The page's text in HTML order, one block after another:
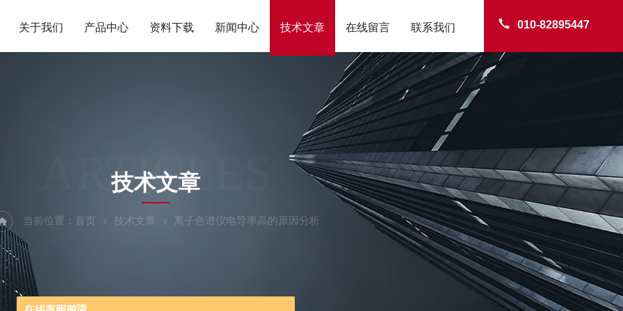
010-82895447
关于我们 产品中心 资料下载 新闻中心 技术文章 在线留言 联系我们
ARTICLES
技术文章
当前位置： 首页 技术文章 离子色谱仪电导率高的原因分析